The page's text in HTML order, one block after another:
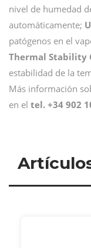
nivel de humedad
automáticamente;
patógenos en el
Thermal Stability
estabilidad de la
Más información
en el tel. +34 902